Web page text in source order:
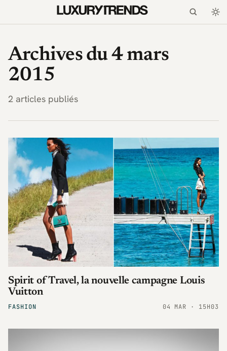
Archives du 4 mars
2015
2 articles publiés
FASHION
Spirit of Travel, la nouvelle campagne Louis
Vuitton
04 MAR · 15H03